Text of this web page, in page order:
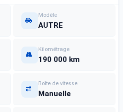
Modèle
AUTRE
Kilométrage
190 000 km
Boîte de vitesse
Manuelle